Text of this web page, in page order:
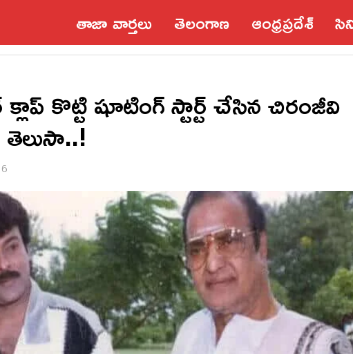
తాజా వార్తలు తెలంగాణ ఆంధ్రప్రదేశ్‌
కొట్టి షూటింగ్ స్టార్ట్ చేసిన చిరంజీవి